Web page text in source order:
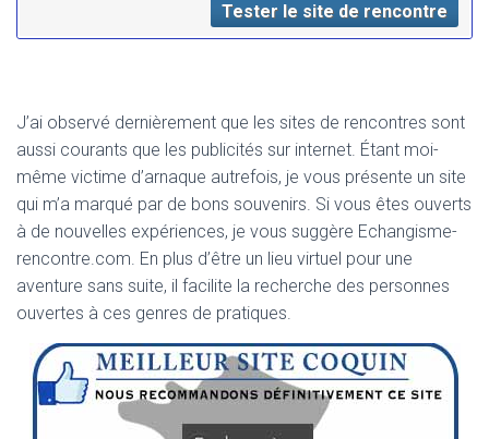
Tester le site de rencontre
J’ai observé dernièrement que les sites de rencontres sont
aussi courants que les publicités sur internet. Étant moi-
même victime d’arnaque autrefois, je vous présente un site
qui m’a marqué par de bons souvenirs. Si vous êtes ouverts
à de nouvelles expériences, je vous suggère Echangisme-
rencontre.com. En plus d’être un lieu virtuel pour une
aventure sans suite, il facilite la recherche des personnes
ouvertes à ces genres de pratiques.